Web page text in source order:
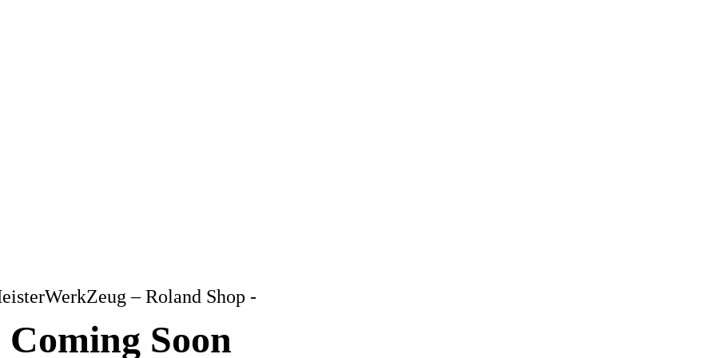
– Roland Shop -
Coming Soon